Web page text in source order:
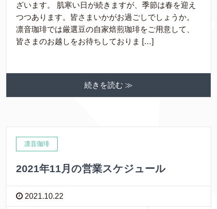
ざいます。 肌寒い日が続きますが、季節は春を迎え
つつあります。皆さまいかがお過ごしでしょうか。
凛音珈琲では厳選豆の自家焙煎珈琲をご用意して、
皆さまのお越しをお待ちしておりま […]
続きを読む ≫
凛音珈琲
2021年11月の営業スケジュール
2021.10.22